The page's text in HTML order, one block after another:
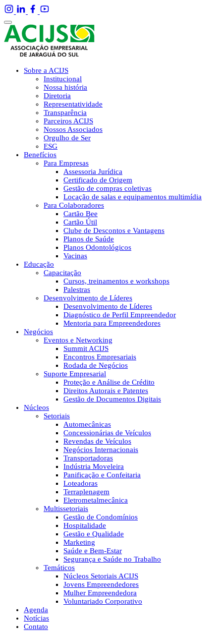
Sobre a ACIJS
Institucional
Nossa história
Diretoria
Representatividade
Transparência
Parceiros ACIJS
Nossos Associados
Orgulho de Ser
ESG
Benefícios
Para Empresas
Assessoria Jurídica
Certificado de Origem
Gestão de compras coletivas
Locação de salas e equipamentos multimídia
Para Colaboradores
Cartão Bee
Cartão Útil
Clube de Descontos e Vantagens
Planos de Saúde
Planos Odontológicos
Vacinas
Educação
Capacitação
Cursos, treinamentos e workshops
Palestras
Desenvolvimento de Líderes
Desenvolvimento de Líderes
Diagnóstico de Perfil Empreendedor
Mentoria para Empreendedores
Negócios
Eventos e Networking
Summit ACIJS
Encontros Empresariais
Rodada de Negócios
Suporte Empresarial
Proteção e Análise de Crédito
Direitos Autorais e Patentes
Gestão de Documentos Digitais
Núcleos
Setoriais
Automecânicas
Concessionárias de Veículos
Revendas de Veículos
Negócios Internacionais
Transportadoras
Indústria Moveleira
Panificação e Confeitaria
Loteadoras
Terraplenagem
Eletrometalmecânica
Multissetoriais
Gestão de Condomínios
Hospitalidade
Gestão e Qualidade
Marketing
Saúde e Bem-Estar
Segurança e Saúde no Trabalho
Temáticos
Núcleos Setoriais ACIJS
Jovens Empreendedores
Mulher Empreendedora
Voluntariado Corporativo
Agenda
Notícias
Contato